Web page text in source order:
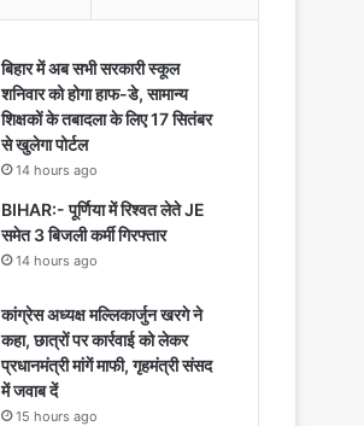
बिहार में अब सभी सरकारी स्कूल
शनिवार को होगा हाफ-डे, सामान्य
शिक्षकों के तबादला के लिए 17 सितंबर
से खुलेगा पोर्टल
14 hours ago
BIHAR:- पूर्णिया में रिश्वत लेते JE
समेत 3 बिजली कर्मी गिरफ्तार
14 hours ago
कांग्रेस अध्यक्ष मल्लिकार्जुन खरगे ने
कहा, छात्रों पर कार्रवाई को लेकर
प्रधानमंत्री मांगें माफी, गृहमंत्री संसद
में जवाब दें
15 hours ago